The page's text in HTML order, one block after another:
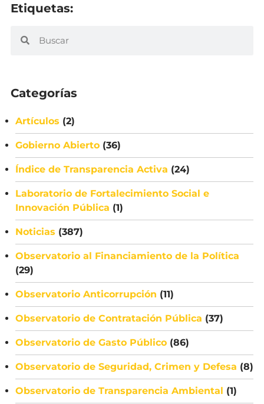
Etiquetas:
Categorías
Artículos (2)
Gobierno Abierto (36)
Índice de Transparencia Activa (24)
Laboratorio de Fortalecimiento Social e
Innovación Pública (1)
Noticias (387)
Observatorio al Financiamiento de la Política
(29)
Observatorio Anticorrupción (11)
Observatorio de Contratación Pública (37)
Observatorio de Gasto Público (86)
Observatorio de Seguridad, Crimen y Defesa (8)
Observatorio de Transparencia Ambiental (1)